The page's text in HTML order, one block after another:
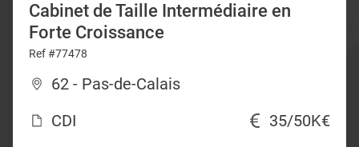
Cabinet de Taille Intermédiaire en
Forte Croissance
Ref #77478
62 - Pas-de-Calais
CDI
35/50K€